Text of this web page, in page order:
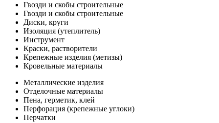
Гвозди и скобы строительные
Гвозди и скобы строительные
Диски, круги
Изоляция (утеплитель)
Инструмент
Краски, растворители
Крепежные изделия (метизы)
Кровельные материалы
Металлические изделия
Отделочные материалы
Пена, герметик, клей
Перфорация (крепежные углоки)
Перчатки